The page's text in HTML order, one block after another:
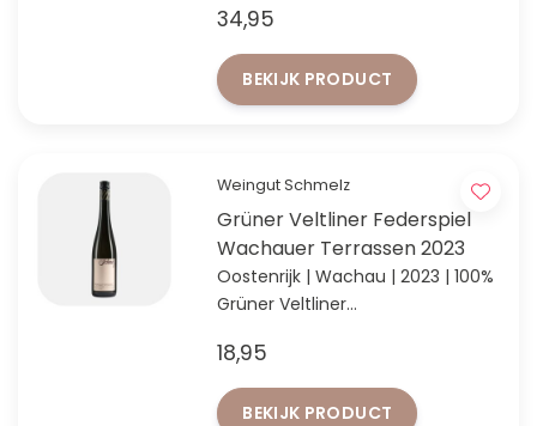
rijpingspotentieel
34,95
BEKIJK PRODUCT
Weingut Schmelz
Grüner Veltliner Federspiel
Wachauer Terrassen 2023
Oostenrijk | Wachau | 2023 | 100%
Grüner Veltliner
geweldige prijs-
kwaliteitverhouding
18,95
BEKIJK PRODUCT